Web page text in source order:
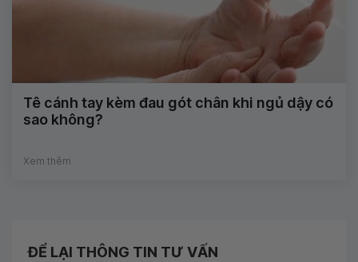
Tê cánh tay kèm đau gót chân khi ngủ dậy có
sao không?
Xem thêm
ĐỂ LẠI THÔNG TIN TƯ VẤN